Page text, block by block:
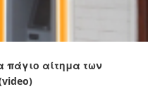
πάγιο αίτημα των